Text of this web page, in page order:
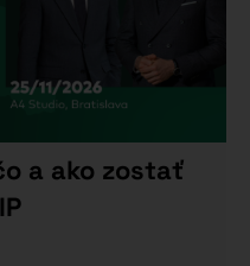
a ako zostať